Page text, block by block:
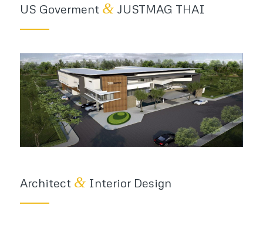
US Goverment &JUSTMAG THAI
Architect &Interior Design